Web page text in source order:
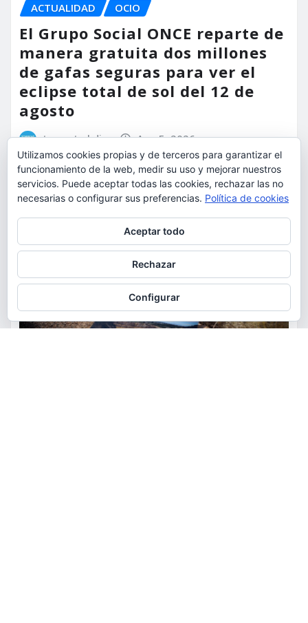
ACTUALIDAD OCIO
El Grupo Social ONCE reparte de
manera gratuita dos millones
de gafas seguras para ver el
eclipse total de sol del 12 de
agosto
torrent al dia Ago 5, 2026
Utilizamos cookies propias y de terceros para garantizar el
funcionamiento de la web, medir su uso y mejorar nuestros
servicios. Puede aceptar todas las cookies, rechazar las no
necesarias o configurar sus preferencias. Política de cookies
Aceptar todo
Rechazar
Configurar
Para obtener más información, incluido cómo gestionar las cookies,